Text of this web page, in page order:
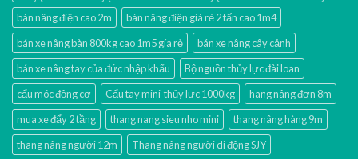
bàn nâng điện cao 2m
bàn nâng điện giá rẻ 2 tấn cao 1m4
bán xe nâng bàn 800kg cao 1m5 gía rẻ
bán xe nâng cây cảnh
bán xe nâng tay của đức nhập khẩu
Bộ nguồn thủy lực đài loan
cẩu móc động cơ
Cẩu tay mini thủy lực 1000kg
hang nâng đơn 8m
mua xe đẩy 2 tầng
thang nang sieu nho mini
thang nâng hàng 9m
thang nâng người 12m
Thang nâng người di động SJY